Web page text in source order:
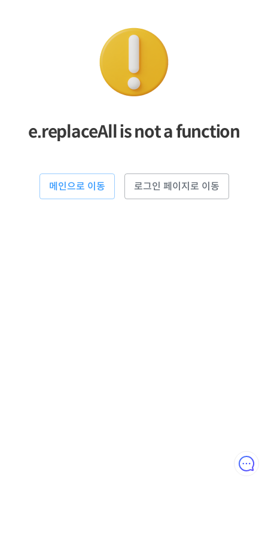
e.replaceAll is not a function
메인으로 이동 로그인 페이지로 이동